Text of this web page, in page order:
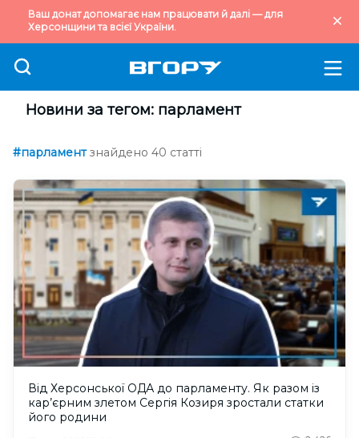
Ваш донат допомагає нам працювати й далі — для
Херсонщини та всієї України.
Новини за тегом: парламент
#парламент знайдено 40 статті
Від Херсонської ОДА до парламенту. Як разом із
кар’єрним злетом Сергія Козиря зростали статки
його родини